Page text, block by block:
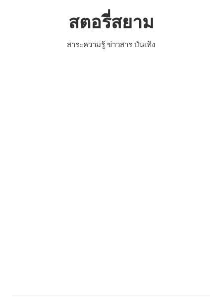
สตอรี่สยาม
สาระความรู้ ข่าวสาร บันเทิง